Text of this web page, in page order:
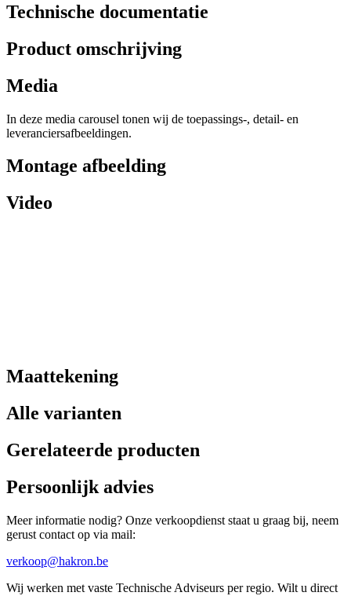
Technische documentatie
Product omschrijving
Media
In deze media carousel tonen wij de toepassings-, detail- en
leveranciersafbeeldingen.
Montage afbeelding
Video
Maattekening
Alle varianten
Gerelateerde producten
Persoonlijk advies
Meer informatie nodig? Onze verkoopdienst staat u graag bij, neem
gerust contact op via mail:
verkoop@hakron.be
Wij werken met vaste Technische Adviseurs per regio. Wilt u direct